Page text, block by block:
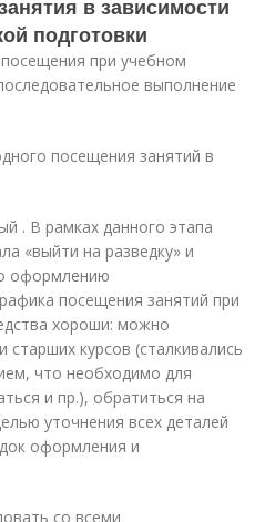
в зависимости
подготовки
при учебном
выполнение
посещения занятий в
. В рамках данного этапа
«выйти на разведку» и
оформлению
посещения занятий при
хороши: можно
старших курсов (сталкивались
что необходимо для
и пр.), обратиться на
уточнения всех деталей
оформления и
со всеми